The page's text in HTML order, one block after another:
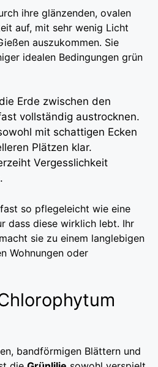
ihre glänzenden, ovalen
auf, mit sehr wenig Licht
auszukommen. Sie
idealen Bedingungen grün
Erde zwischen den
vollständig austrocknen.
mit schattigen Ecken
Plätzen klar.
Vergesslichkeit
so pflegeleicht wie eine
dass diese wirklich lebt. Ihr
sie zu einem langlebigen
Wohnungen oder
bandförmigen Blättern und